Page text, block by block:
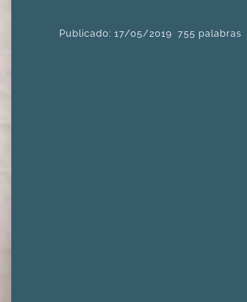
Publicado: 17/05/2019 755 palabras